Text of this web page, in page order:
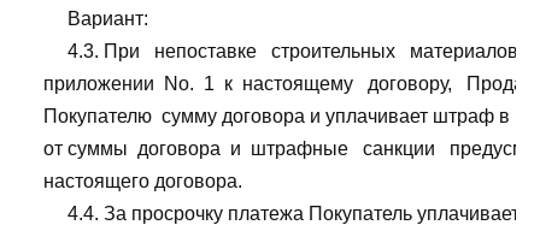
         Вариант:
4.3. При   непоставке   строительных   материалов,
приложении  Nо.  1  к  настоящему   договору,
Покупателю  сумму договора и уплачивает штраф в
от суммы  договора  и  штрафные   санкции
    настоящего договора.
4.4. За просрочку платежа Покупатель